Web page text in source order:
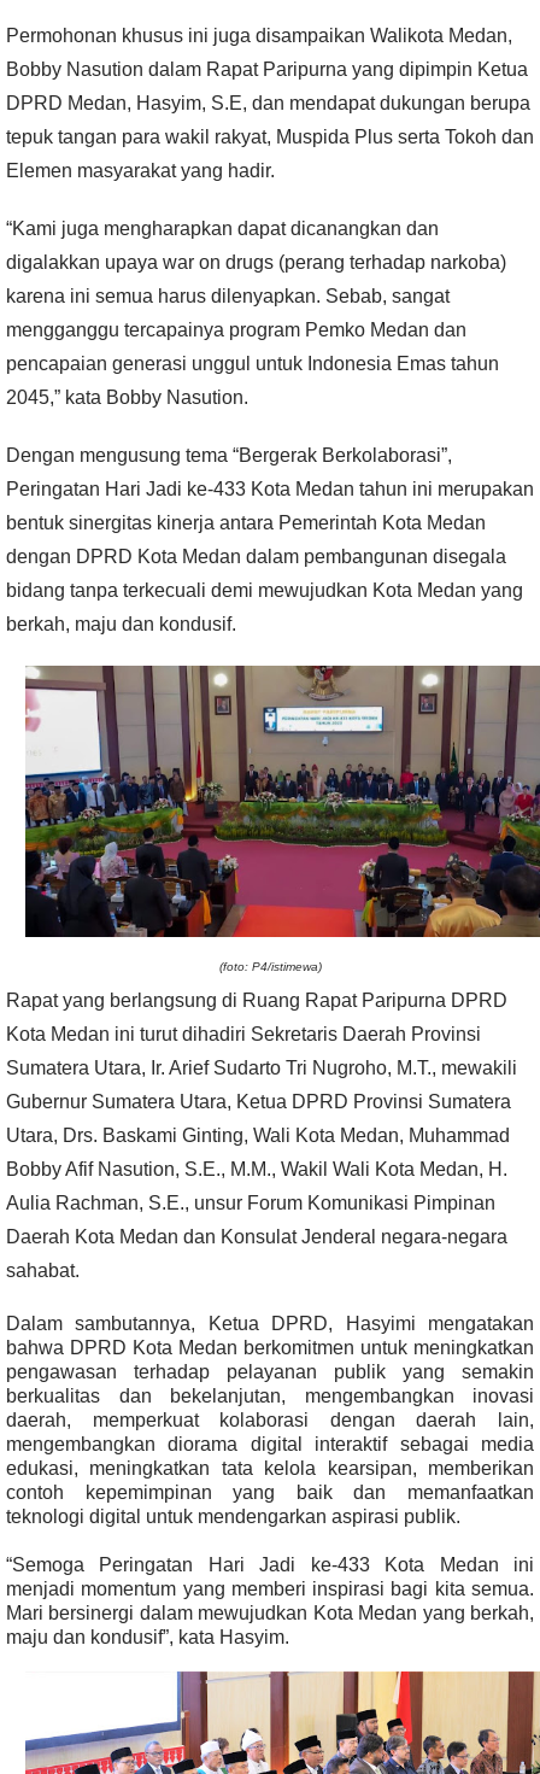
Permohonan khusus ini juga disampaikan Walikota Medan,
Bobby Nasution dalam Rapat Paripurna yang dipimpin Ketua
DPRD Medan, Hasyim, S.E, dan mendapat dukungan berupa
tepuk tangan para wakil rakyat, Muspida Plus serta Tokoh dan
Elemen masyarakat yang hadir.
“Kami juga mengharapkan dapat dicanangkan dan
digalakkan upaya war on drugs (perang terhadap narkoba)
karena ini semua harus dilenyapkan. Sebab, sangat
mengganggu tercapainya program Pemko Medan dan
pencapaian generasi unggul untuk Indonesia Emas tahun
2045,” kata Bobby Nasution.
Dengan mengusung tema “Bergerak Berkolaborasi”,
Peringatan Hari Jadi ke-433 Kota Medan tahun ini merupakan
bentuk sinergitas kinerja antara Pemerintah Kota Medan
dengan DPRD Kota Medan dalam pembangunan disegala
bidang tanpa terkecuali demi mewujudkan Kota Medan yang
berkah, maju dan kondusif.
(foto: P4/istimewa)
Rapat yang berlangsung di Ruang Rapat Paripurna DPRD
Kota Medan ini turut dihadiri Sekretaris Daerah Provinsi
Sumatera Utara, Ir. Arief Sudarto Tri Nugroho, M.T., mewakili
Gubernur Sumatera Utara, Ketua DPRD Provinsi Sumatera
Utara, Drs. Baskami Ginting, Wali Kota Medan, Muhammad
Bobby Afif Nasution, S.E., M.M., Wakil Wali Kota Medan, H.
Aulia Rachman, S.E., unsur Forum Komunikasi Pimpinan
Daerah Kota Medan dan Konsulat Jenderal negara-negara
sahabat.
Dalam sambutannya, Ketua DPRD, Hasyimi mengatakan
bahwa DPRD Kota Medan berkomitmen untuk meningkatkan
pengawasan terhadap pelayanan publik yang semakin
berkualitas dan bekelanjutan, mengembangkan inovasi
daerah, memperkuat kolaborasi dengan daerah lain,
mengembangkan diorama digital interaktif sebagai media
edukasi, meningkatkan tata kelola kearsipan, memberikan
contoh kepemimpinan yang baik dan memanfaatkan
teknologi digital untuk mendengarkan aspirasi publik.
“Semoga Peringatan Hari Jadi ke-433 Kota Medan ini
menjadi momentum yang memberi inspirasi bagi kita semua.
Mari bersinergi dalam mewujudkan Kota Medan yang berkah,
maju dan kondusif”, kata Hasyim.